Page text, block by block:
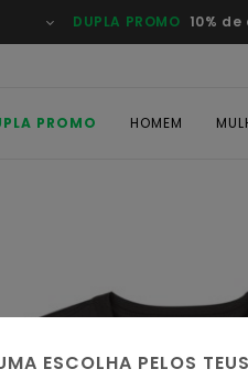
DUPLA PROMO 10%
PROMO HOMEM
ESCOLHA PELOS